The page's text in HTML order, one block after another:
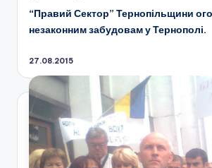
“Правий Сектор” Тернопільщини
незаконним забудовам у Тернополі.
27.08.2015